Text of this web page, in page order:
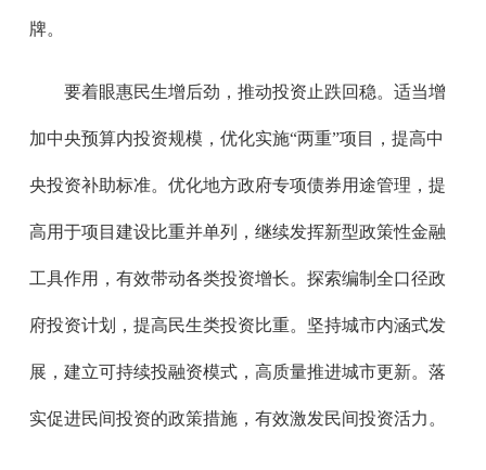
牌。
要着眼惠民生增后劲，推动投资止跌回稳。适当增
加中央预算内投资规模，优化实施“两重”项目，提高中
央投资补助标准。优化地方政府专项债券用途管理，提
高用于项目建设比重并单列，继续发挥新型政策性金融
工具作用，有效带动各类投资增长。探索编制全口径政
府投资计划，提高民生类投资比重。坚持城市内涵式发
展，建立可持续投融资模式，高质量推进城市更新。落
实促进民间投资的政策措施，有效激发民间投资活力。